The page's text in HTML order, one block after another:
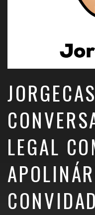
LEGAL